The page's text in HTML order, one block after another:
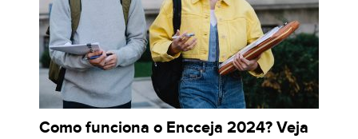
Como funciona o Encceja 2024? Veja